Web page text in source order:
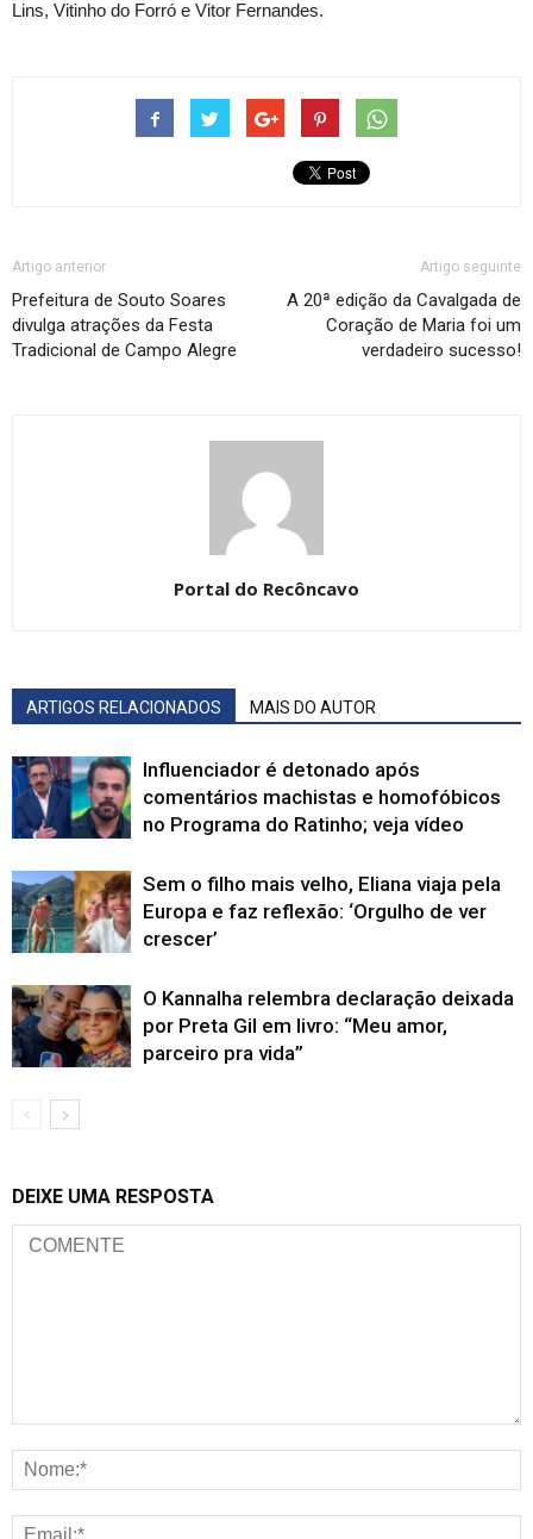
Lins, Vitinho do Forró e Vitor Fernandes.
Artigo anterior
Prefeitura de Souto Soares
divulga atrações da Festa
Tradicional de Campo Alegre
Artigo seguinte
A 20ª edição da Cavalgada de
Coração de Maria foi um
verdadeiro sucesso!
Portal do Recôncavo
ARTIGOS RELACIONADOS MAIS DO AUTOR
Influenciador é detonado após
comentários machistas e homofóbicos
no Programa do Ratinho; veja vídeo
Sem o filho mais velho, Eliana viaja pela
Europa e faz reflexão: ‘Orgulho de ver
crescer’
O Kannalha relembra declaração deixada
por Preta Gil em livro: “Meu amor,
parceiro pra vida”
DEIXE UMA RESPOSTA